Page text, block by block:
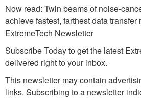
Now read: Twin beams of noise-
achieve fastest, farthest data transfer
ExtremeTech Newsletter
Subscribe Today to get the latest
delivered right to your inbox.
This newsletter may contain
links. Subscribing to a newsletter